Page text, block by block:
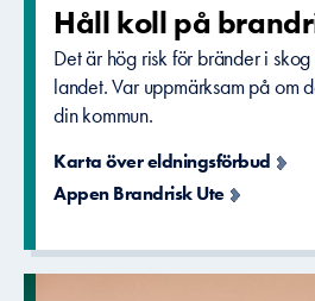
Håll koll på
Det är hög risk för bränder i
landet. Var uppmärksam på om
din kommun.
Karta över eldningsförbud
Appen Brandrisk Ute